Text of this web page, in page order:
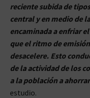
reciente subida de
central y en medio de
encaminada a enfriar
que el ritmo de
desacelere. Esto
de la actividad de los
a la población a
estudio.